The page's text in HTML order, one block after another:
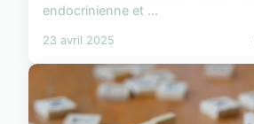
endocrinienne et ...
23 avril 2025